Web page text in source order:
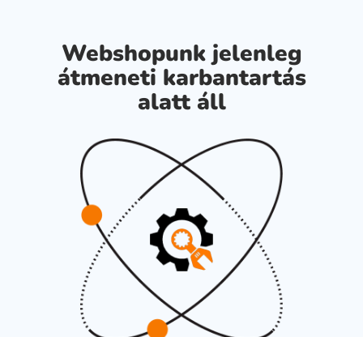
Webshopunk jelenleg
átmeneti karbantartás
alatt áll